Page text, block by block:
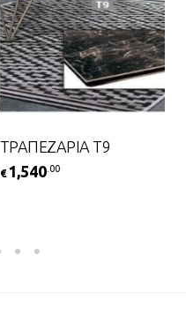
ΤΡΑΠΕΖΑΡΙΑ Τ9
€ 1,540 .00